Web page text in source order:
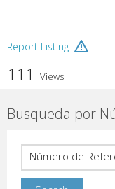
Report Listing
111 Views
Busqueda por